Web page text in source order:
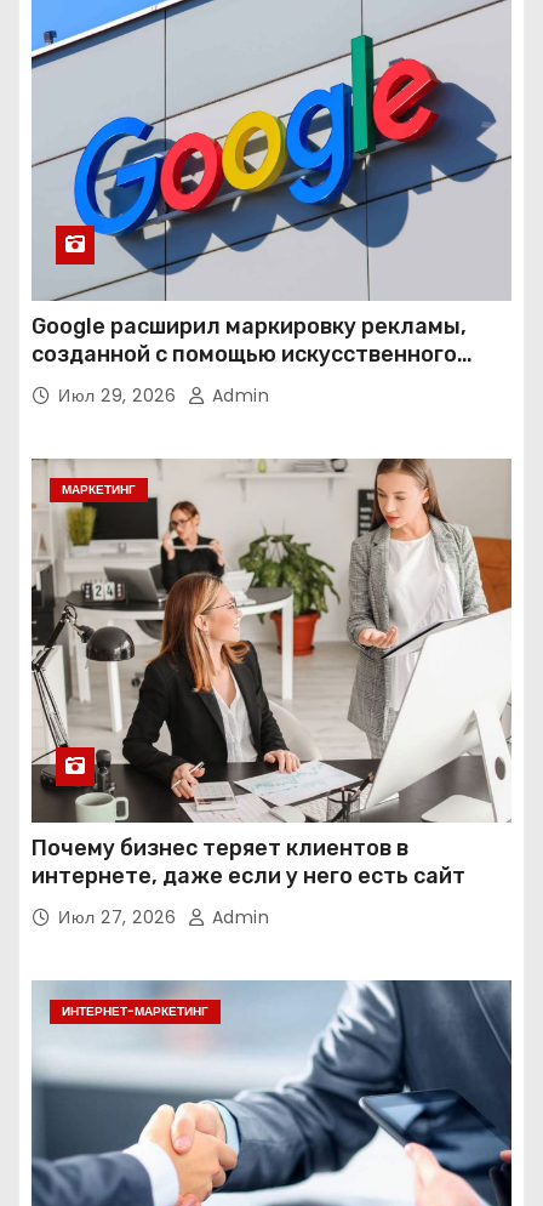
Google расширил маркировку рекламы,
созданной с помощью искусственного
интеллекта
Июл 29, 2026 Admin
МАРКЕТИНГ
Почему бизнес теряет клиентов в
интернете, даже если у него есть сайт
Июл 27, 2026 Admin
ИНТЕРНЕТ-МАРКЕТИНГ